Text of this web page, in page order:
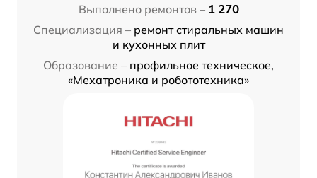
Выполнено ремонтов – 1 270
Специализация – ремонт стиральных машин
и кухонных плит
Образование – профильное техническое,
«Мехатроника и робототехника»